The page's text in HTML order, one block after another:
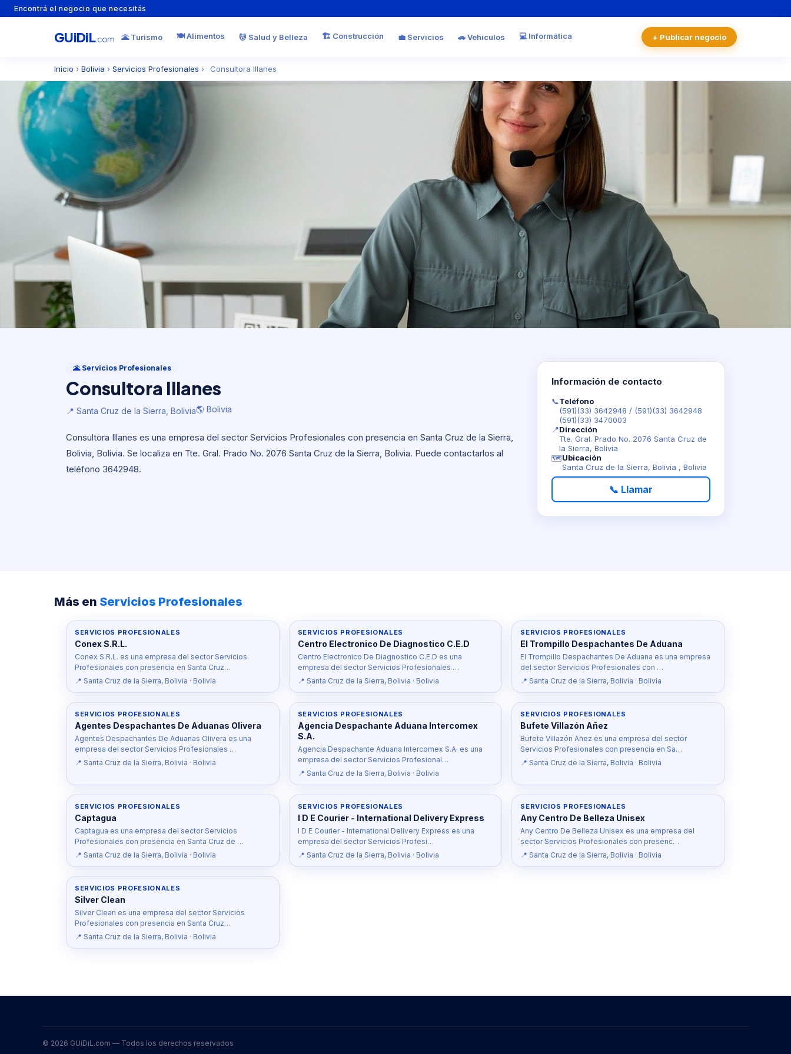
Encontrá el negocio que necesitás
GUiDiL.com 🌋 Turismo 🍽️ Alimentos 💆 Salud y Belleza 🏗️ Construcción 💼 Servicios 🚗 Vehículos 💻 Informática + Publicar negocio
Inicio › Bolivia › Servicios Profesionales › Consultora Illanes
Consultora Illanes
🌎 Bolivia
🌋 Servicios Profesionales
Consultora Illanes
📍 Santa Cruz de la Sierra, Bolivia🌎 Bolivia
Consultora Illanes es una empresa del sector Servicios Profesionales con presencia en Santa Cruz de la Sierra,
Bolivia, Bolivia. Se localiza en Tte. Gral. Prado No. 2076 Santa Cruz de la Sierra, Bolivia. Puede contactarlos al
teléfono 3642948.
Información de contacto
📞Teléfono
(591)(33) 3642948 / (591)(33) 3642948
(591)(33) 3470003
📍Dirección
Tte. Gral. Prado No. 2076 Santa Cruz de
la Sierra, Bolivia
🗺️Ubicación
Santa Cruz de la Sierra, Bolivia , Bolivia
📞 Llamar
Más en Servicios Profesionales
SERVICIOS PROFESIONALES
Conex S.R.L.
Conex S.R.L. es una empresa del sector Servicios
Profesionales con presencia en Santa Cruz…
📍 Santa Cruz de la Sierra, Bolivia · Bolivia
SERVICIOS PROFESIONALES
Centro Electronico De Diagnostico C.E.D
Centro Electronico De Diagnostico C.E.D es una
empresa del sector Servicios Profesionales …
📍 Santa Cruz de la Sierra, Bolivia · Bolivia
SERVICIOS PROFESIONALES
El Trompillo Despachantes De Aduana
El Trompillo Despachantes De Aduana es una empresa
del sector Servicios Profesionales con …
📍 Santa Cruz de la Sierra, Bolivia · Bolivia
SERVICIOS PROFESIONALES
Agentes Despachantes De Aduanas Olivera
Agentes Despachantes De Aduanas Olivera es una
empresa del sector Servicios Profesionales …
📍 Santa Cruz de la Sierra, Bolivia · Bolivia
SERVICIOS PROFESIONALES
Agencia Despachante Aduana Intercomex
S.A.
Agencia Despachante Aduana Intercomex S.A. es una
empresa del sector Servicios Profesional…
📍 Santa Cruz de la Sierra, Bolivia · Bolivia
SERVICIOS PROFESIONALES
Bufete Villazón Añez
Bufete Villazón Añez es una empresa del sector
Servicios Profesionales con presencia en Sa…
📍 Santa Cruz de la Sierra, Bolivia · Bolivia
SERVICIOS PROFESIONALES
Captagua
Captagua es una empresa del sector Servicios
Profesionales con presencia en Santa Cruz de …
📍 Santa Cruz de la Sierra, Bolivia · Bolivia
SERVICIOS PROFESIONALES
I D E Courier - International Delivery Express
I D E Courier - International Delivery Express es una
empresa del sector Servicios Profesi…
📍 Santa Cruz de la Sierra, Bolivia · Bolivia
SERVICIOS PROFESIONALES
Any Centro De Belleza Unisex
Any Centro De Belleza Unisex es una empresa del
sector Servicios Profesionales con presenc…
📍 Santa Cruz de la Sierra, Bolivia · Bolivia
SERVICIOS PROFESIONALES
Silver Clean
Silver Clean es una empresa del sector Servicios
Profesionales con presencia en Santa Cruz…
📍 Santa Cruz de la Sierra, Bolivia · Bolivia
© 2026 GUiDiL.com — Todos los derechos reservados